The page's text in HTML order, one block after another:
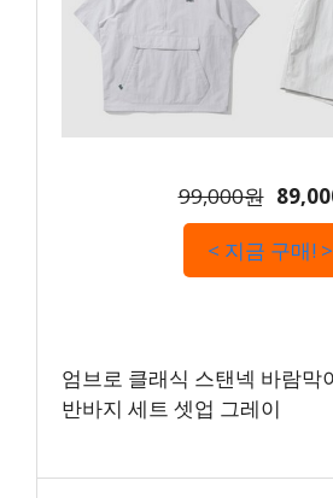
99,000원
< 지금 구매! >
엄브로 클래식 스탠넥 바람막
반바지 세트 셋업 그레이